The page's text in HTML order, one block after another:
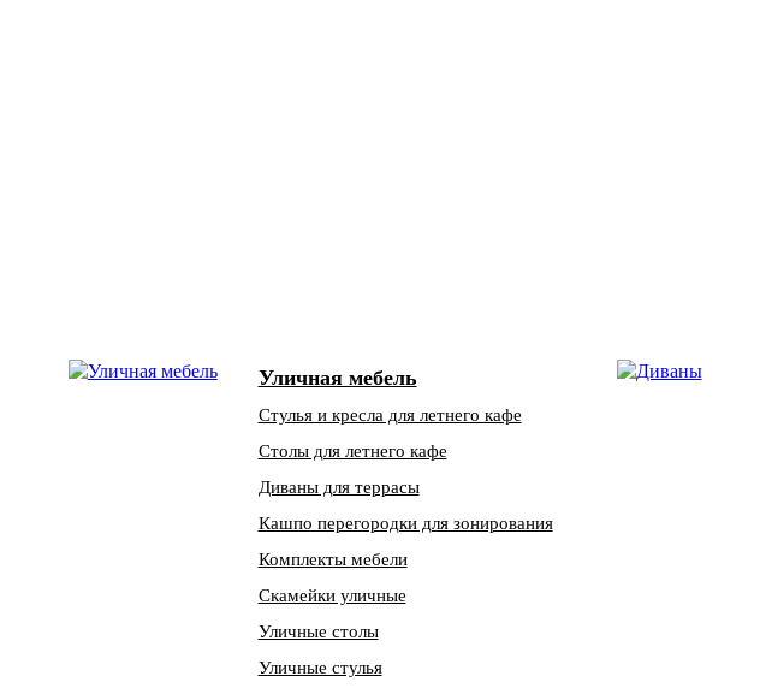
Уличная мебель
Стулья и кресла для летнего кафе
Столы для летнего кафе
Диваны для террасы
Кашпо перегородки для зонирования
Комплекты мебели
Скамейки уличные
Уличные столы
Уличные стулья